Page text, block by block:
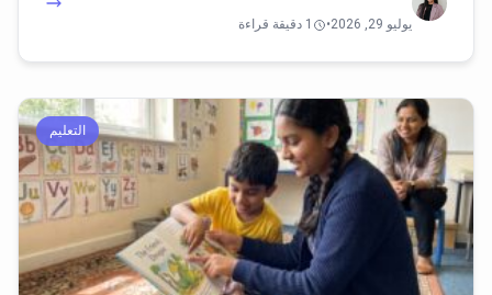
يوليو 29, 2026 • 1 دقيقة قراءة
التعليم